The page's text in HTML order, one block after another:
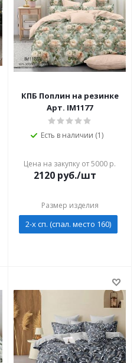
КПБ Поплин на резинке
Арт. IM1177
Есть в наличии (1)
Цена на закупку от 5000 р.
2120 руб./шт
Размер изделия
2-х сп. (спал. место 160)